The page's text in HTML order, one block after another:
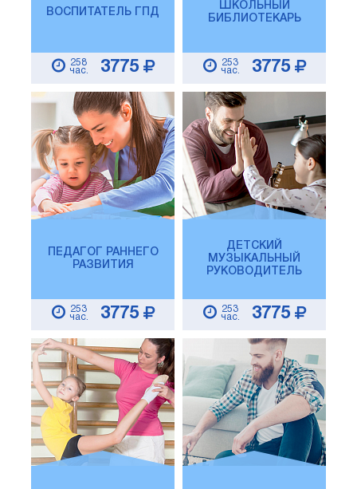
ВОСПИТАТЕЛЬ ГПД
258
час.
3775
ШКОЛЬНЫЙ
БИБЛИОТЕКАРЬ
253
час.
3775
ПЕДАГОГ РАННЕГО
РАЗВИТИЯ
253
час.
3775
ДЕТСКИЙ
МУЗЫКАЛЬНЫЙ
РУКОВОДИТЕЛЬ
253
час.
3775